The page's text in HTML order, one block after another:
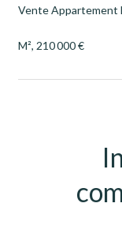
Vente Appartement
M², 210 000 €